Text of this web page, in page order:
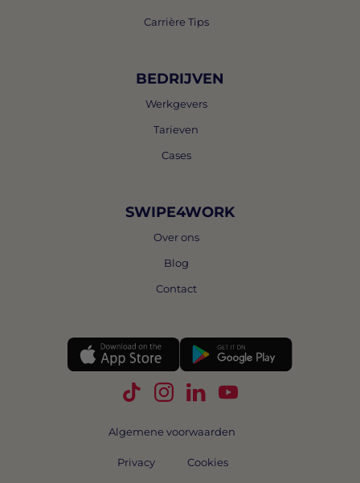
Carrière Tips
BEDRIJVEN
Werkgevers
Tarieven
Cases
SWIPE4WORK
Over ons
Blog
Contact
Volg Swipe4Work op TikTok
Volg Swipe4Work op
Volg Swipe4Work op
Volg Swipe4Work
Algemene voorwaarden
Privacy Cookies